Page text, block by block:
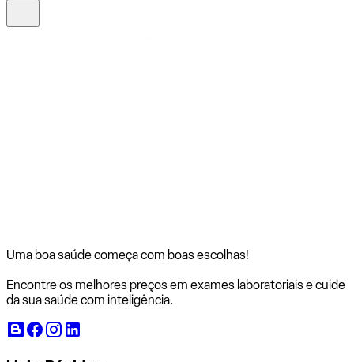
Uma boa saúde começa com boas escolhas!
Encontre os melhores preços em exames laboratoriais e cuide
da sua saúde com inteligência.